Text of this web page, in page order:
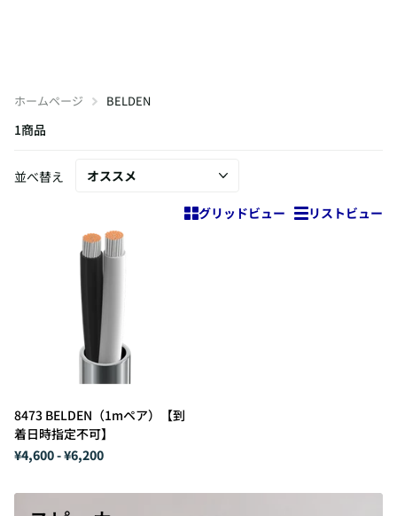
ホームページ BELDEN
1商品
グリッドビュー リストビュー
並べ替え
8473 BELDEN（1mペア）【到
着日時指定不可】
¥4,600- ¥6,200